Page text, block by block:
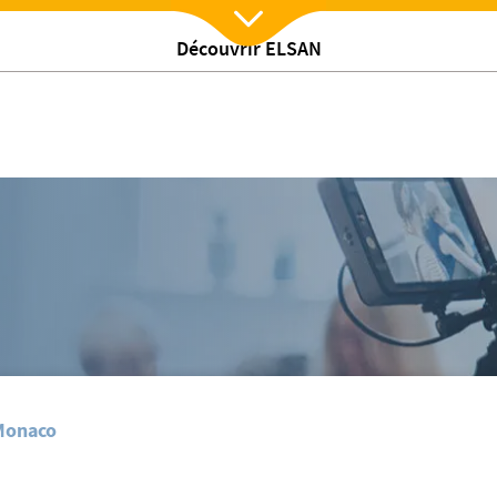
Découvrir ELSAN
Nx:Afficher menu
2025